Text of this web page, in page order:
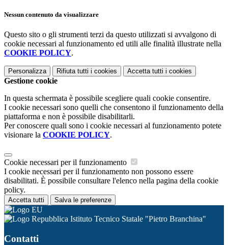
Nessun contenuto da visualizzare
Questo sito o gli strumenti terzi da questo utilizzati si avvalgono di
cookie necessari al funzionamento ed utili alle finalità illustrate nella
COOKIE POLICY.
Personalizza Rifiuta tutti i cookies Accetta tutti i cookies
Gestione cookie
In questa schermata è possibile scegliere quali cookie consentire.
I cookie necessari sono quelli che consentono il funzionamento della
piattaforma e non è possibile disabilitarli.
Per conoscere quali sono i cookie necessari al funzionamento potete
visionare la COOKIE POLICY.
Cookie necessari per il funzionamento
I cookie necessari per il funzionamento non possono essere
disabilitati. È possibile consultare l'elenco nella pagina della cookie
policy.
Accetta tutti Salva le preferenze
Istituto Tecnico Statale "Pietro Branchina"
Contatti